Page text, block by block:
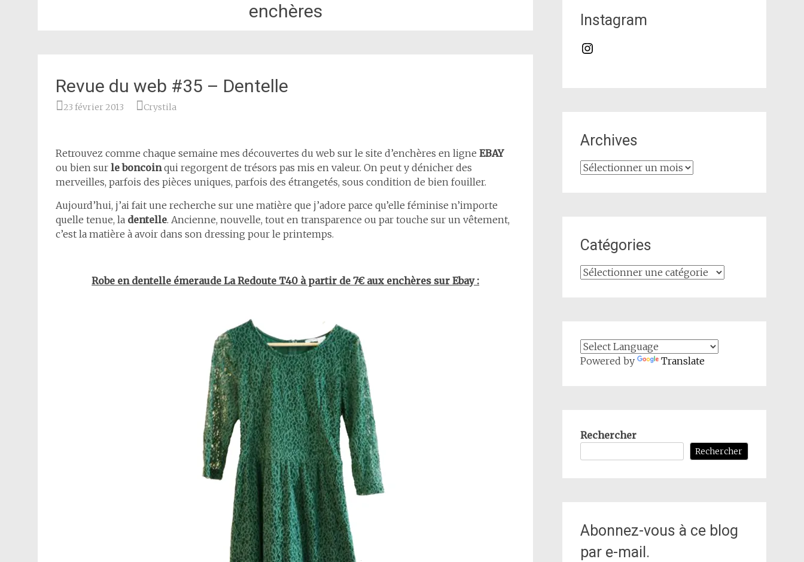
enchères
Revue du web #35 – Dentelle
23 février 2013 Crystila
Retrouvez comme chaque semaine mes découvertes du web sur le site d’enchères en ligne EBAY
ou bien sur le boncoinqui regorgent de trésors pas mis en valeur. On peut y dénicher des
merveilles, parfois des pièces uniques, parfois des étrangetés, sous condition de bien fouiller.
Aujourd’hui, j’ai fait une recherche sur une matière que j’adore parce qu’elle féminise n’importe
quelle tenue, la dentelle. Ancienne, nouvelle, tout en transparence ou par touche sur un vêtement,
c’est la matière à avoir dans son dressing pour le printemps.
Robe en dentelle émeraude La Redoute T40 à partir de 7€ aux enchères sur Ebay :
Instagram
Instagram
Archives
Archives
Catégories
Catégories
Powered by Translate
Rechercher
Rechercher
Abonnez-vous à ce blog
par e-mail.